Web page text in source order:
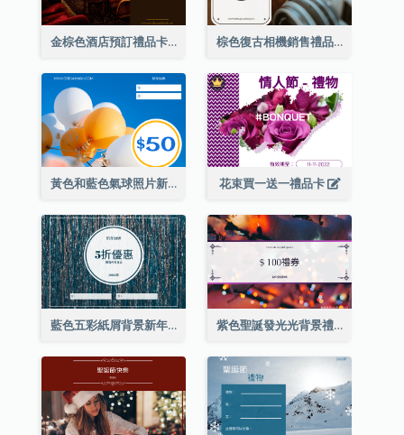
金棕色酒店預訂禮品卡 棕色復古相機銷售禮品卡
黃色和藍色氣球照片新年禮品卡 花束買一送一禮品卡
藍色五彩紙屑背景新年銷售禮品卡 紫色聖誕發光光背景禮品卡